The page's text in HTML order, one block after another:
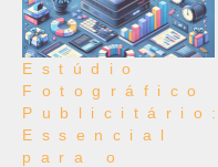
Estúdio
Fotográfico
Publicitário:
Essencial
para o